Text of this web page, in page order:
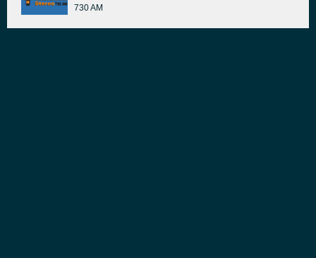
730 AM